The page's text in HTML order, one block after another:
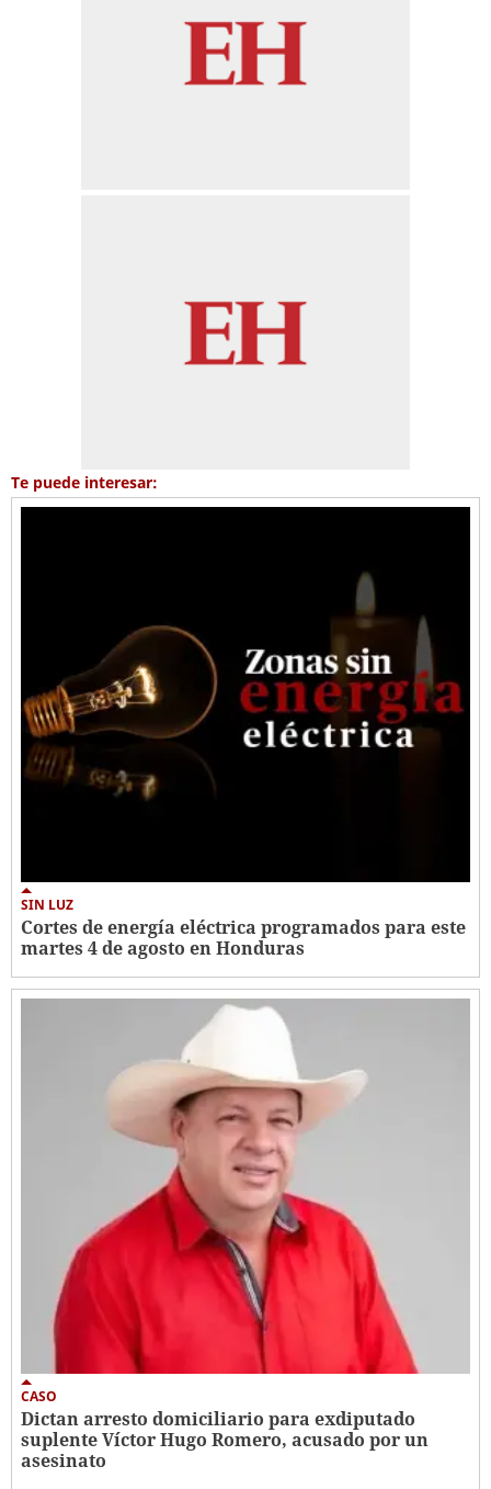
Te puede interesar:
SIN LUZ
Cortes de energía eléctrica programados para este
martes 4 de agosto en Honduras
CASO
Dictan arresto domiciliario para exdiputado
suplente Víctor Hugo Romero, acusado por un
asesinato